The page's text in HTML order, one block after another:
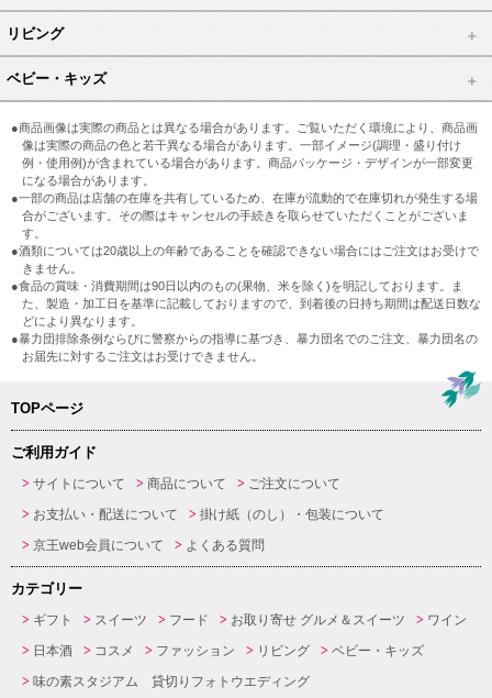
リビング
ベビー・キッズ
●商品画像は実際の商品とは異なる場合があります。ご覧いただく環境により、商品画
像は実際の商品の色と若干異なる場合があります。一部イメージ(調理・盛り付け
例・使用例)が含まれている場合があります。商品パッケージ・デザインが一部変更
になる場合があります。
●一部の商品は店舗の在庫を共有しているため、在庫が流動的で在庫切れが発生する場
合がございます。その際はキャンセルの手続きを取らせていただくことがございま
す。
●酒類については20歳以上の年齢であることを確認できない場合にはご注文はお受けで
きません。
●食品の賞味・消費期間は90日以内のもの(果物、米を除く)を明記しております。ま
た、製造・加工日を基準に記載しておりますので、到着後の日持ち期間は配送日数な
どにより異なります。
●暴力団排除条例ならびに警察からの指導に基づき、暴力団名でのご注文、暴力団名の
お届先に対するご注文はお受けできません。
TOPページ
ご利用ガイド
サイトについて 商品について
ご注文について
お支払い・配送について
掛け紙（のし）・包装について
京王web会員について
よくある質問
カテゴリー
ギフト スイーツ フード お取り寄せ グルメ＆スイーツ
ワイン
日本酒
コスメ ファッション リビング
ベビー・キッズ
味の素スタジアム 貸切りフォトウエディング